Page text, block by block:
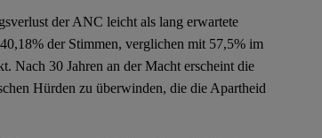
der ANC leicht als lang erwartete
der Stimmen, verglichen mit 57,5% im
Nach 30 Jahren an der Macht erscheint die
Hürden zu überwinden, die die Apartheid